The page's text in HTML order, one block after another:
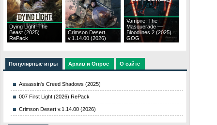
Dying Light: The
Beast (2025)
RePack
Crimson Desert
v.1.14.00 (2026)
Vampire: The
Masquerade —
Bloodlines 2 (2025)
GOG
Популярные игры Архив и Опрос О сайте
Assassin's Creed Shadows (2025)
007 First Light (2026) RePack
Crimson Desert v.1.14.00 (2026)